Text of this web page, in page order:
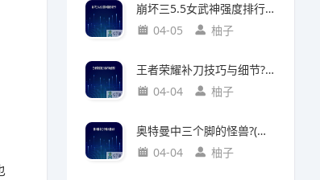
崩坏三5.5女武神强度排行?(崩坏三5.2女武神强度)
04-05
柚子
王者荣耀补刀技巧与细节?(王者荣耀补刀技巧视频)
04-04
柚子
奥特曼中三个脚的怪兽?(奥特曼中三个脚的怪兽叫什么)
04-04
柚子